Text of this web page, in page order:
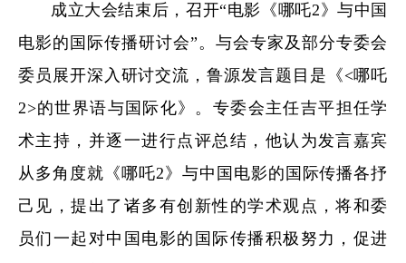
成立大会结束后，召开“电影《哪吒2》与中国
电影的国际传播研讨会”。与会专家及部分专委会
委员展开深入研讨交流，鲁源发言题目是《<哪吒
2>的世界语与国际化》。 专委会主任吉平担任学
术主持，并逐一进行点评总结，他认为发言嘉宾
从多角度就《哪吒2》与中国电影的国际传播各抒
己见，提出了诸多有创新性的学术观点，将和委
员们一起对中国电影的国际传播积极努力，促进